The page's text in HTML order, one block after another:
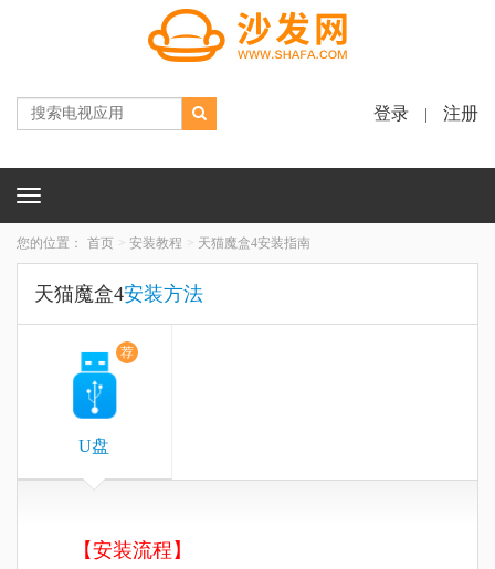
登录 注册
Toggle
您的位置： 首页 安装教程 天猫魔盒4安装指南
天猫魔盒4安装方法
荐
U盘
【安装流程】